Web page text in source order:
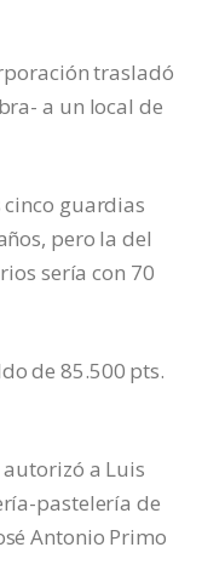
trasladó
a un local de
guardias
pero la del
sería con 70
de 85.500 pts.
autorizó a Luis
pastelería de
Antonio Primo